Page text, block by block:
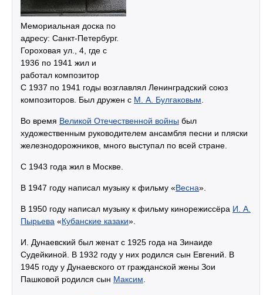
Мемориальная доска по
адресу: Санкт-Петербург.
Гороховая ул., 4, где с
1936 по 1941 жил и
работал композитор
С 1937 по 1941 годы возглавлял Ленинградский союз
композиторов. Был дружен с М. А. Булгаковым.
Во время Великой Отечественной войны был
художественным руководителем ансамбля песни и пляски
железнодорожников, много выступал по всей стране.
С 1943 года жил в Москве.
В 1947 году написал музыку к фильму «Весна».
В 1950 году написал музыку к фильму кинорежиссёра И. А.
Пырьева «Кубанские казаки».
И. Дунаевский был женат с 1925 года на Зинаиде
Судейкиной. В 1932 году у них родился сын Евгений. В
1945 году у Дунаевского от гражданской жены Зои
Пашковой родился сын Максим.